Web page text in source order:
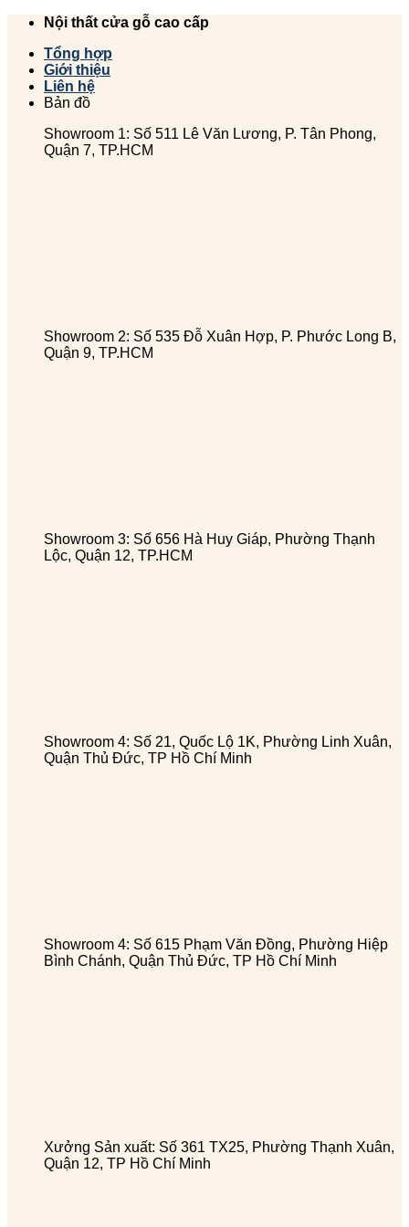
Chuyển
dung
Nội thất cửa gỗ cao cấp
Tổng hợp
Giới thiệu
Liên hệ
Bản đồ
Showroom 1: Số 511 Lê Văn Lương, P. Tân Phong,
Quận 7, TP.HCM
Showroom 2: Số 535 Đỗ Xuân Hợp, P. Phước Long B,
Quận 9, TP.HCM
Showroom 3: Số 656 Hà Huy Giáp, Phường Thạnh
Lộc, Quận 12, TP.HCM
Showroom 4: Số 21, Quốc Lộ 1K, Phường Linh Xuân,
Quận Thủ Đức, TP Hồ Chí Minh
Showroom 4: Số 615 Phạm Văn Đồng, Phường Hiệp
Bình Chánh, Quận Thủ Đức, TP Hồ Chí Minh
Xưởng Sản xuất: Số 361 TX25, Phường Thạnh Xuân,
Quận 12, TP Hồ Chí Minh